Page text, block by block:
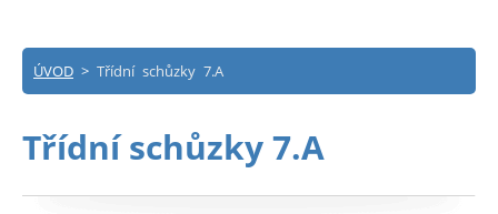
ÚVOD > Třídní schůzky 7.A
Třídní schůzky 7.A